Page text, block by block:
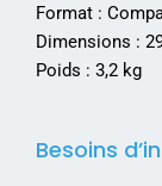
Format :
Dimensions :
Poids : 3,2 kg
Besoins